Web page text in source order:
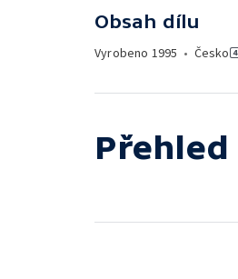
Obsah dílu
Vyrobeno 1995 • Česko